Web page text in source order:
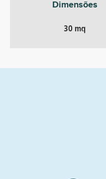
Dimensões
30 mq